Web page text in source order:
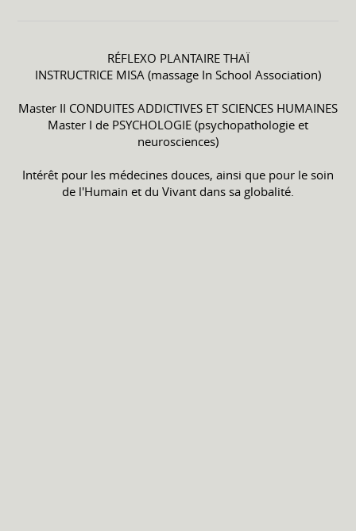
RÉFLEXO PLANTAIRE THAÏ
INSTRUCTRICE MISA (massage In School Association)
Master II CONDUITES ADDICTIVES ET SCIENCES HUMAINES
Master I de PSYCHOLOGIE (psychopathologie et
neurosciences)
Intérêt pour les médecines douces, ainsi que pour le soin
de l'Humain et du Vivant dans sa globalité.